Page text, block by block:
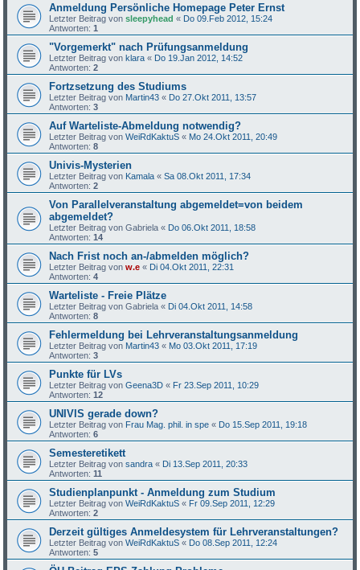
Anmeldung Persönliche Homepage Peter Ernst
Letzter Beitrag vonsleepyhead « Do 09.Feb 2012, 15:24
Antworten:1
"Vorgemerkt" nach Prüfungsanmeldung
Letzter Beitrag vonklara « Do 19.Jan 2012, 14:52
Antworten:2
Fortzsetzung des Studiums
Letzter Beitrag von Martin43 « Do 27.Okt 2011, 13:57
Antworten:3
Auf Warteliste-Abmeldung notwendig?
Letzter Beitrag vonWeiRdKaktuS « Mo 24.Okt 2011, 20:49
Antworten:8
Univis-Mysterien
Letzter Beitrag von Kamala «Sa 08.Okt 2011, 17:34
Antworten:2
Von Parallelveranstaltung abgemeldet=von beidem
abgemeldet?
Letzter Beitrag vonGabriela « Do 06.Okt 2011, 18:58
Antworten:14
Nach Frist noch an-/abmelden möglich?
Letzter Beitrag vonw.e « Di 04.Okt 2011, 22:31
Antworten:4
Warteliste - Freie Plätze
Letzter Beitrag vonGabriela « Di 04.Okt 2011, 14:58
Antworten:8
Fehlermeldung bei Lehrveranstaltungsanmeldung
Letzter Beitrag von Martin43 « Mo 03.Okt 2011, 17:19
Antworten:3
Punkte für LVs
Letzter Beitrag vonGeena3D « Fr 23.Sep 2011, 10:29
Antworten:12
UNIVIS gerade down?
Letzter Beitrag von Frau Mag. phil. in spe « Do 15.Sep 2011, 19:18
Antworten:6
Semesteretikett
Letzter Beitrag vonsandra « Di 13.Sep 2011, 20:33
Antworten:11
Studienplanpunkt - Anmeldung zum Studium
Letzter Beitrag vonWeiRdKaktuS « Fr 09.Sep 2011, 12:29
Antworten:2
Derzeit gültiges Anmeldesystem für Lehrveranstaltungen?
Letzter Beitrag vonWeiRdKaktuS « Do 08.Sep 2011, 12:24
Antworten:5